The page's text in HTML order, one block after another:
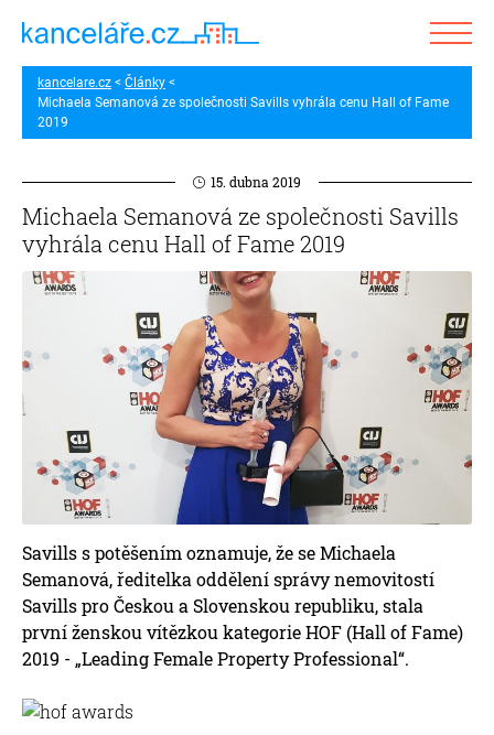
kancelare.cz
Články
Michaela Semanová ze společnosti Savills vyhrála cenu Hall of Fame
2019
15. dubna 2019
Michaela Semanová ze společnosti Savills
vyhrála cenu Hall of Fame 2019
Savills s potěšením oznamuje, že se Michaela
Semanová, ředitelka oddělení správy nemovitostí
Savills pro Českou a Slovenskou republiku, stala
první ženskou vítězkou kategorie HOF (Hall of Fame)
2019 - „Leading Female Property Professional“.